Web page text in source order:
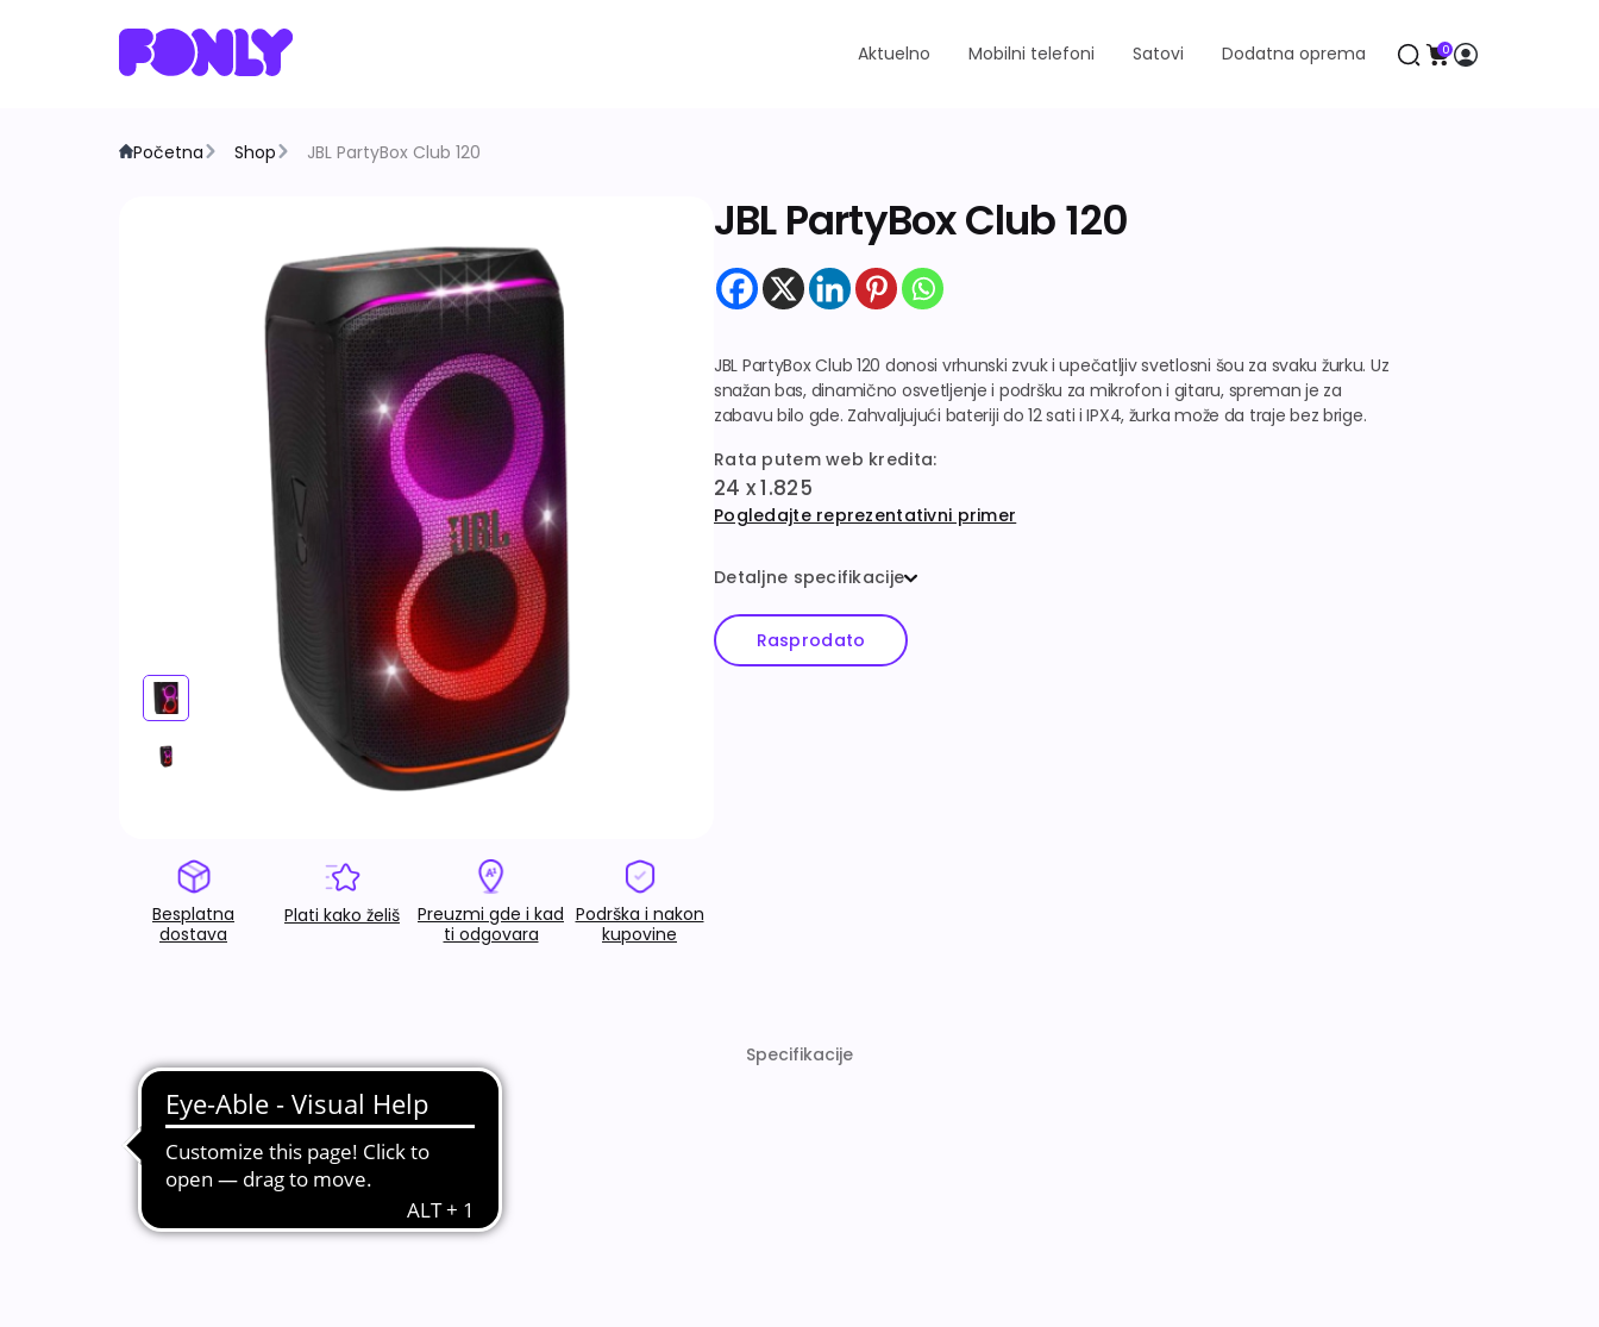
Aktuelno Mobilni telefoni Satovi Dodatna oprema 0
Početna Shop JBL PartyBox Club 120
JBL PartyBox Club 120
JBL PartyBox Club 120 donosi vrhunski zvuk i upečatljiv svetlosni šou za svaku žurku. Uz
snažan bas, dinamično osvetljenje i podršku za mikrofon i gitaru, spreman je za
zabavu bilo gde. Zahvaljujući bateriji do 12 sati i IPX4, žurka može da traje bez brige.
Rata putem web kredita:
24 x 1.825
Pogledajte reprezentativni primer
Detaljne specifikacije
Rasprodato
Besplatna
dostava
Plati kako želiš
Preuzmi gde i kad
ti odgovara
Podrška i nakon
kupovine
Specifikacije